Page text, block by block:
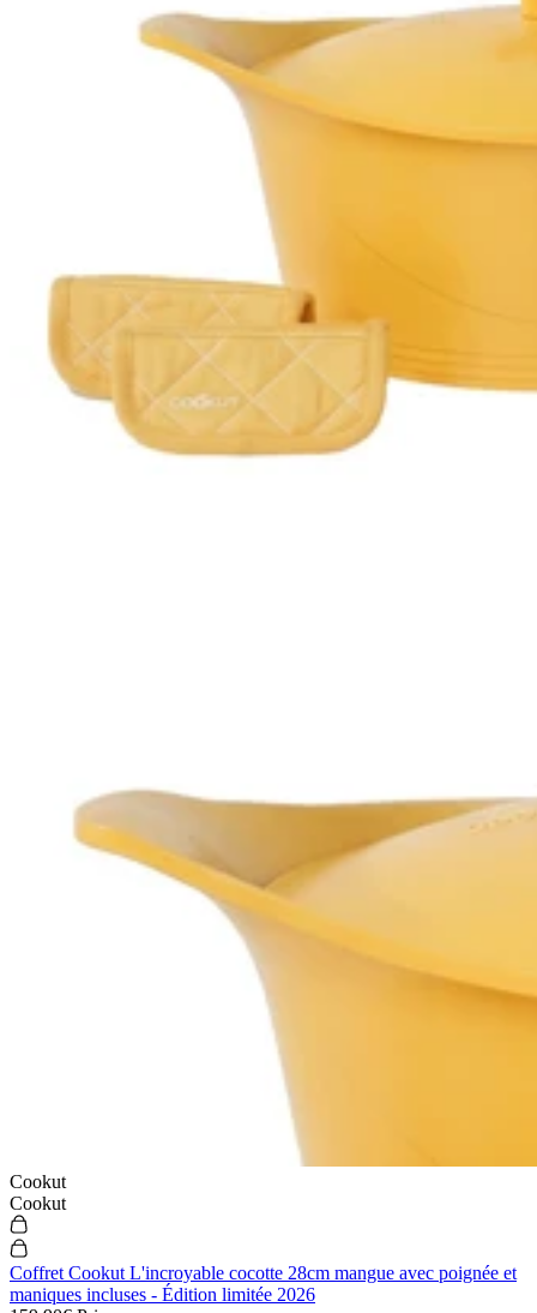
Cookut
Cookut
Coffret Cookut L'incroyable cocotte 28cm mangue avec poignée et
maniques incluses - Édition limitée 2026